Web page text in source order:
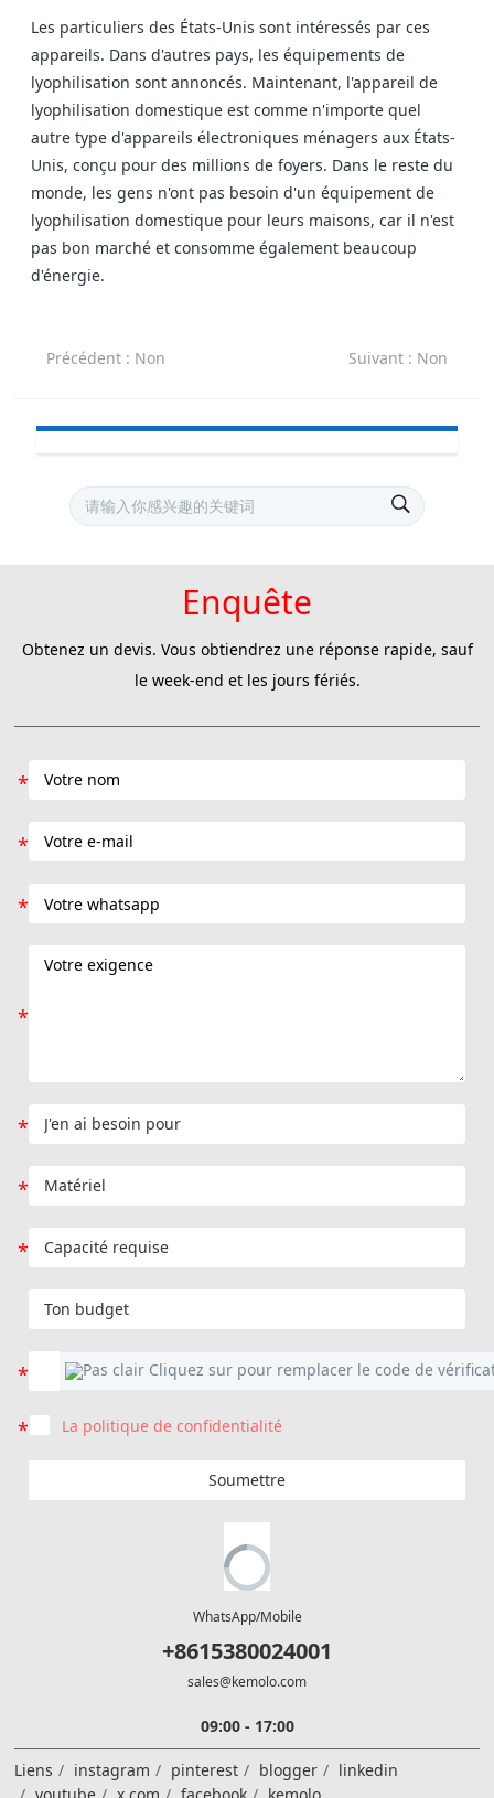
Les particuliers des États-Unis sont intéressés par ces
appareils. Dans d'autres pays, les équipements de
lyophilisation sont annoncés. Maintenant, l'appareil de
lyophilisation domestique est comme n'importe quel
autre type d'appareils électroniques ménagers aux États-
Unis, conçu pour des millions de foyers. Dans le reste du
monde, les gens n'ont pas besoin d'un équipement de
lyophilisation domestique pour leurs maisons, car il n'est
pas bon marché et consomme également beaucoup
d'énergie.
Précédent : Non Suivant : Non
Enquête
Obtenez un devis. Vous obtiendrez une réponse rapide, sauf
le week-end et les jours fériés.
La politique de confidentialité
Soumettre
WhatsApp/Mobile
+8615380024001
sales@kemolo.com
09:00 - 17:00
Liens instagram pinterest blogger
linkedin